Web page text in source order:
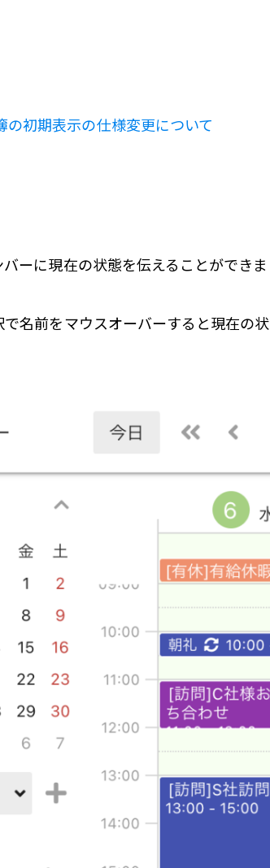
初期表示の仕様変更について
ーに現在の状態を伝えることができま
名前をマウスオーバーすると現在の状